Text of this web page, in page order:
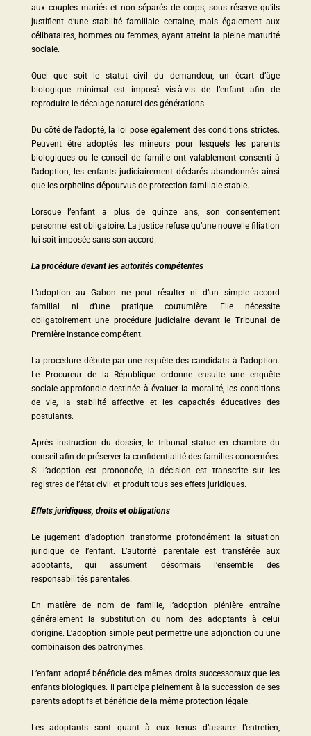
aux couples mariés et non séparés de corps, sous réserve qu’ils
justifient d’une stabilité familiale certaine, mais également aux
célibataires, hommes ou femmes, ayant atteint la pleine maturité
sociale.
Quel que soit le statut civil du demandeur, un écart d’âge
biologique minimal est imposé vis-à-vis de l’enfant afin de
reproduire le décalage naturel des générations.
Du côté de l’adopté, la loi pose également des conditions strictes.
Peuvent être adoptés les mineurs pour lesquels les parents
biologiques ou le conseil de famille ont valablement consenti à
l’adoption, les enfants judiciairement déclarés abandonnés ainsi
que les orphelins dépourvus de protection familiale stable.
Lorsque l’enfant a plus de quinze ans, son consentement
personnel est obligatoire. La justice refuse qu’une nouvelle filiation
lui soit imposée sans son accord.
La procédure devant les autorités compétentes
L’adoption au Gabon ne peut résulter ni d’un simple accord
familial ni d’une pratique coutumière. Elle nécessite
obligatoirement une procédure judiciaire devant le Tribunal de
Première Instance compétent.
La procédure débute par une requête des candidats à l’adoption.
Le Procureur de la République ordonne ensuite une enquête
sociale approfondie destinée à évaluer la moralité, les conditions
de vie, la stabilité affective et les capacités éducatives des
postulants.
Après instruction du dossier, le tribunal statue en chambre du
conseil afin de préserver la confidentialité des familles concernées.
Si l’adoption est prononcée, la décision est transcrite sur les
registres de l’état civil et produit tous ses effets juridiques.
Effets juridiques, droits et obligations
Le jugement d’adoption transforme profondément la situation
juridique de l’enfant. L’autorité parentale est transférée aux
adoptants, qui assument désormais l’ensemble des
responsabilités parentales.
En matière de nom de famille, l’adoption plénière entraîne
généralement la substitution du nom des adoptants à celui
d’origine. L’adoption simple peut permettre une adjonction ou une
combinaison des patronymes.
L’enfant adopté bénéficie des mêmes droits successoraux que les
enfants biologiques. Il participe pleinement à la succession de ses
parents adoptifs et bénéficie de la même protection légale.
Les adoptants sont quant à eux tenus d’assurer l’entretien,